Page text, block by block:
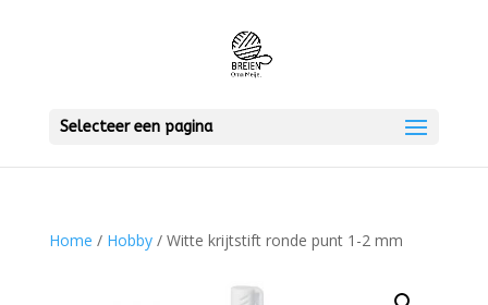
Selecteer een pagina
Home / Hobby/ Witte krijtstift ronde punt 1-2 mm